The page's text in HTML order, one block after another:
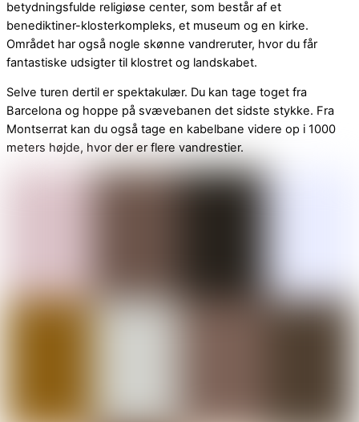
betydningsfulde religiøse center, som består af et
benediktiner-klosterkompleks, et museum og en kirke.
Området har også nogle skønne vandreruter, hvor du får
fantastiske udsigter til klostret og landskabet.
Selve turen dertil er spektakulær. Du kan tage toget fra
Barcelona og hoppe på svævebanen det sidste stykke. Fra
Montserrat kan du også tage en kabelbane videre op i 1000
meters højde, hvor der er flere vandrestier.